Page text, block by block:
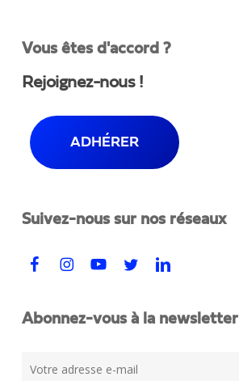
Vous êtes d'accord ?
Rejoignez-nous !
ADHÉRER
Suivez-nous sur nos réseaux
Abonnez-vous à la newsletter